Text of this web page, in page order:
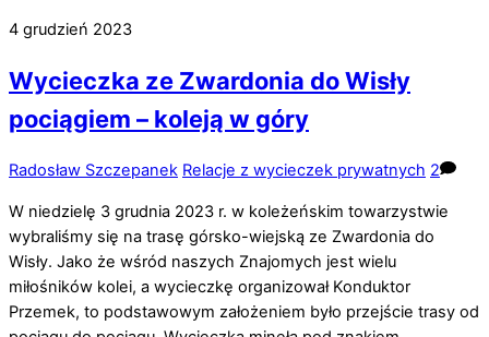
4 grudzień 2023
Wycieczka ze Zwardonia do Wisły
pociągiem – koleją w góry
Radosław Szczepanek Relacje z wycieczek prywatnych 2
W niedzielę 3 grudnia 2023 r. w koleżeńskim towarzystwie
wybraliśmy się na trasę górsko-wiejską ze Zwardonia do
Wisły. Jako że wśród naszych Znajomych jest wielu
miłośników kolei, a wycieczkę organizował Konduktor
Przemek, to podstawowym założeniem było przejście trasy od